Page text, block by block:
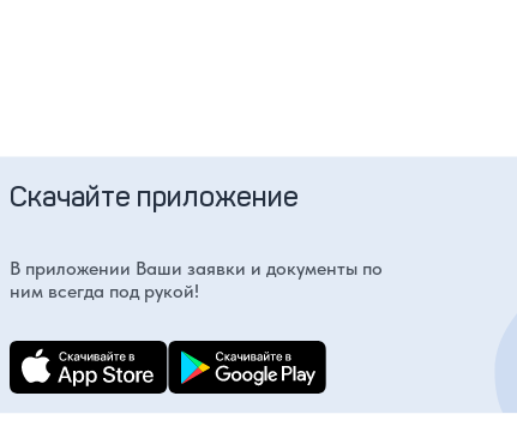
Скачайте приложение
В приложении Ваши заявки и документы по
ним всегда под рукой!